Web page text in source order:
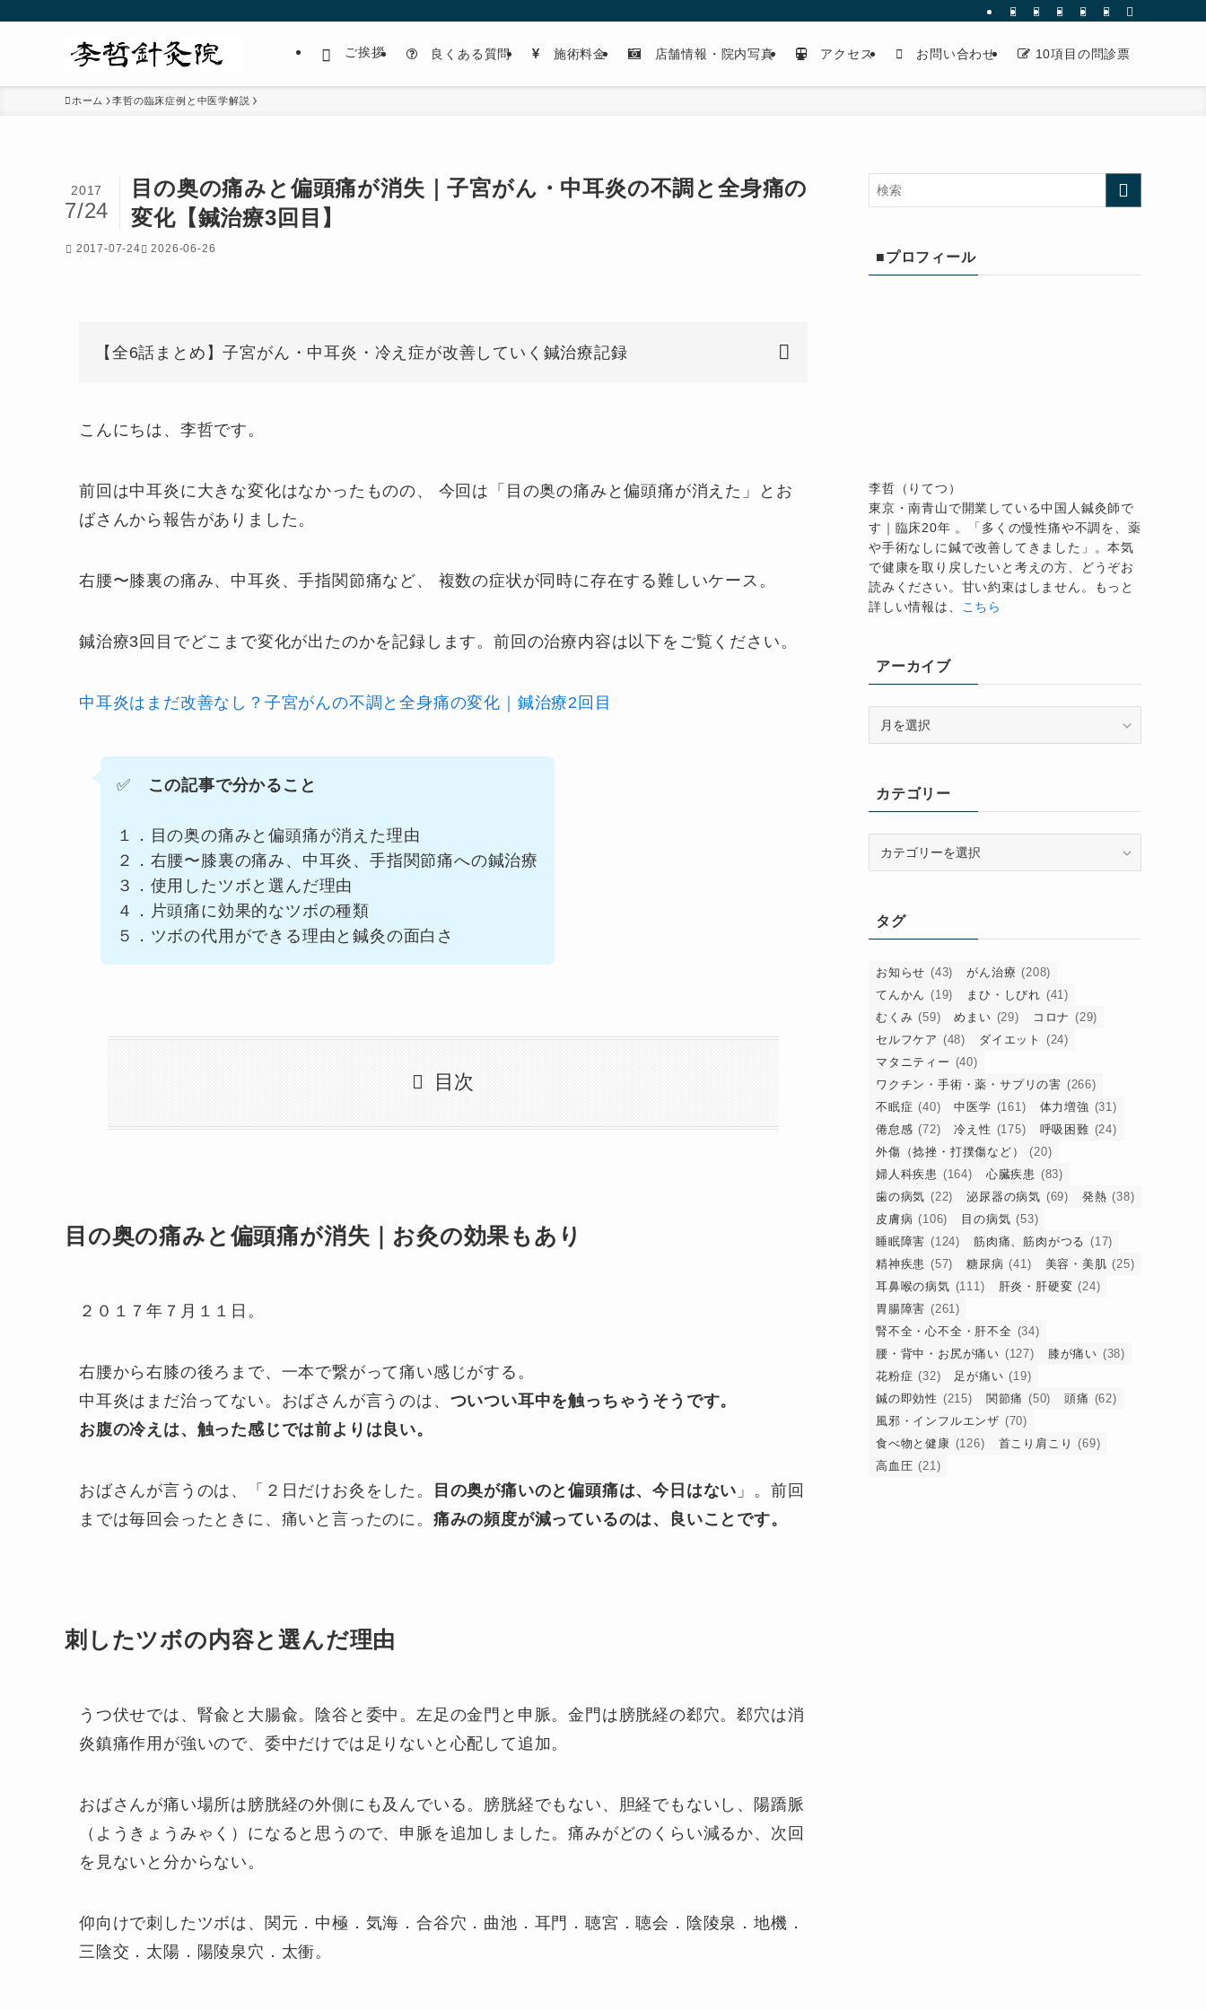
ご挨拶 良くある質問 施術料金 店舗情報・院内写真 アクセス お問い合わせ 10項目の問診票
ホーム 李哲の臨床症例と中医学解説
目の奥の痛みと偏頭痛が消失｜子宮がん・中耳炎の不調と全身痛の
変化【鍼治療3回目】
2017
7/24
2017-07-24 2026-06-26
【全6話まとめ】子宮がん・中耳炎・冷え症が改善していく鍼治療記録
こんにちは、李哲です。
前回は中耳炎に大きな変化はなかったものの、 今回は「目の奥の痛みと偏頭痛が消えた」とお
ばさんから報告がありました。
右腰〜膝裏の痛み、中耳炎、手指関節痛など、 複数の症状が同時に存在する難しいケース。
鍼治療3回目でどこまで変化が出たのかを記録します。前回の治療内容は以下をご覧ください。
中耳炎はまだ改善なし？子宮がんの不調と全身痛の変化｜鍼治療2回目
✅️ この記事で分かること
１．目の奥の痛みと偏頭痛が消えた理由
２．右腰〜膝裏の痛み、中耳炎、手指関節痛への鍼治療
３．使用したツボと選んだ理由
４．片頭痛に効果的なツボの種類
５．ツボの代用ができる理由と鍼灸の面白さ
目次
目の奥の痛みと偏頭痛が消失｜お灸の効果もあり
２０１７年７月１１日。
右腰から右膝の後ろまで、一本で繋がって痛い感じがする。
中耳炎はまだ治ってない。おばさんが言うのは、 ついつい耳中を触っちゃうそうです。
お腹の冷えは、触った感じでは前よりは良い。
おばさんが言うのは、「２日だけお灸をした。 目の奥が痛いのと偏頭痛は、今日はない 」。前回
までは毎回会ったときに、痛いと言ったのに。 痛みの頻度が減っているのは、良いことです。
刺したツボの内容と選んだ理由
うつ伏せでは、腎兪と大腸兪。陰谷と委中。左足の金門と申脈。金門は膀胱経の郄穴。郄穴は消
炎鎮痛作用が強いので、委中だけでは足りないと心配して追加。
おばさんが痛い場所は膀胱経の外側にも及んでいる。膀胱経でもない、胆経でもないし、陽蹻脈
（ようきょうみゃく）になると思うので、申脈を追加しました。痛みがどのくらい減るか、次回
を見ないと分からない。
仰向けで刺したツボは、関元．中極．気海．合谷穴．曲池．耳門．聴宮．聴会．陰陵泉．地機．
三陰交．太陽．陽陵泉穴．太衝。
■プロフィール
李哲（りてつ）
東京・南青山で開業している中国人鍼灸師で
す｜臨床20年 。「多くの慢性痛や不調を、薬
や手術なしに鍼で改善してきました」。本気
で健康を取り戻したいと考えの方、どうぞお
読みください。甘い約束はしません。もっと
詳しい情報は、 こちら
アーカイブ
ブカテゴリー
ータグ
お知らせ (43) がん治療 (208)
てんかん (19) まひ・しびれ (41)
むくみ (59) めまい (29) コロナ (29)
セルフケア (48) ダイエット
(24)
マタニティー (40)
ワクチン・手術・薬・サプリの害 (266)
不眠症 (40) 中医学 (161) 体力増強 (31)
倦怠感 (72) 冷え性 (175) 呼吸困難 (24)
外傷（捻挫・打撲傷など）
(20)
婦人科疾患 (164) 心臓疾患 (83)
歯の病気 (22) 泌尿器の病気 (69) 発熱 (38)
皮膚病 (106) 目の病気 (53)
睡眠障害 (124) 筋肉痛、筋肉がつる (17)
精神疾患 (57) 糖尿病 (41) 美容・美肌 (25)
耳鼻喉の病気 (111) 肝炎・肝硬変 (24)
胃腸障害 (261)
腎不全・心不全・肝不全 (34)
腰・背中・お尻が痛い (127) 膝が痛い (38)
花粉症 (32) 足が痛い (19)
鍼の即効性 (215) 関節痛 (50) 頭痛 (62)
風邪・インフルエンザ (70)
食べ物と健康 (126) 首こり肩こり (69)
高血圧 (21)